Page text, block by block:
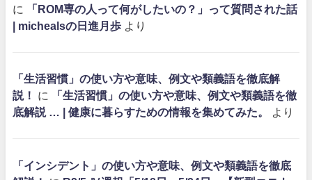
に
「ROM専の人って何がしたいの？」って質問された話
| michealsの日進月歩 より
「生活習慣」の使い方や意味、例文や類義語を徹底解
説！
に
「生活習慣」の使い方や意味、例文や類義語を徹
底解説 … | 健康に暮らすための情報を集めてみた。
より
「インシデント」の使い方や意味、例文や類義語を徹底